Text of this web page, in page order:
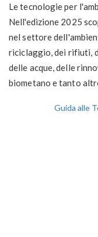
Le tecnologie per
Nell'edizione 2025
nel settore
riciclaggio, dei rifiuti,
delle acque, delle
biometano e tanto
Guida alle